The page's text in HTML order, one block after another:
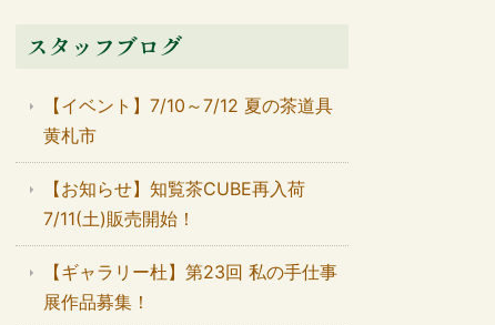
スタッフブログ
【イベント】7/10～7/12 夏の茶道具
黄札市
【お知らせ】知覧茶CUBE再入荷
7/11(土)販売開始！
【ギャラリー杜】第23回 私の手仕事
展作品募集！